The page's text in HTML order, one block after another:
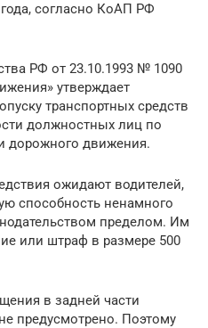
согласно КоАП РФ
РФ от 23.10.1993 № 1090
утверждает
транспортных средств
должностных лиц по
дорожного движения.
ожидают водителей,
способность ненамного
пределом. Им
или штраф в размере 500
в задней части
предусмотрено. Поэтому